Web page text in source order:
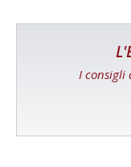
I consigli